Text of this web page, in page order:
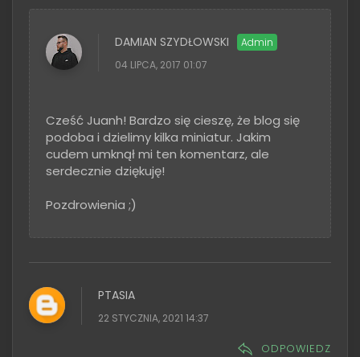
DAMIAN SZYDŁOWSKI
04 LIPCA, 2017 01:07
Cześć Juanh! Bardzo się cieszę, że blog się
podoba i dzielimy kilka miniatur. Jakim
cudem umknął mi ten komentarz, ale
serdecznie dziękuję!
Pozdrowienia ;)
PTASIA
22 STYCZNIA, 2021 14:37
ODPOWIEDZ